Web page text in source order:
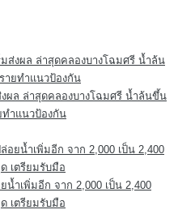
งผล ล่าสุดคลองบางโฉมศรี น้ำล้นขึ้น
ทำแนวป้องกัน
น้ำเพิ่มอีก จาก 2,000 เป็น 2,400
เตรียมรับมือ